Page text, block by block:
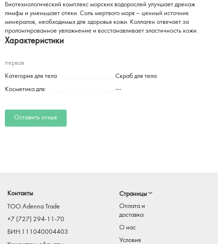
Биотехнологический комплекс морских водорослей улучшает дренаж
лимфы и уменьшает отеки. Соль мертвого моря – ценный источник
минералов, необходимых для здоровья кожи. Коллаген отвечает за
пролонгированное увлажнение и восстанавливает эластичность кожи.
Характеристики
первая
Категория для тела Скраб для тела
Косметика для: ---
Оставить отзыв
Контакты
TOO Adenna Trade
+7 (727) 294-11-70
БИН:111040004403
Страницы
Оплата и
доставка
О нас
Условия